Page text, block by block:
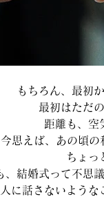
もちろん、最初
最初はただ
距離も、空
今思えば、あの頃の
ちょっ
、結婚式って不思
に話さないような